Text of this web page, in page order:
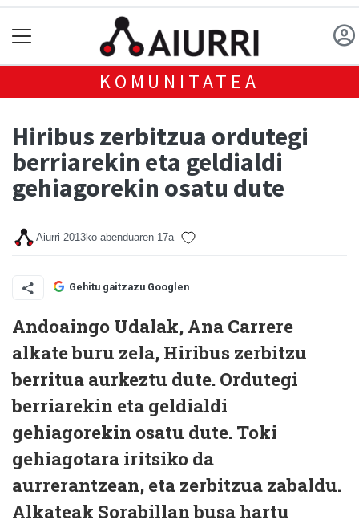
KOMUNITATEA
Hiribus zerbitzua ordutegi
berriarekin eta geldialdi
gehiagorekin osatu dute
Aiurri 2013ko abenduaren 17a
Gehitu gaitzazu Googlen
Andoaingo Udalak, Ana Carrere
alkate buru zela, Hiribus zerbitzu
berritua aurkeztu dute. Ordutegi
berriarekin eta geldialdi
gehiagorekin osatu dute. Toki
gehiagotara iritsiko da
aurrerantzean, eta zerbitzua zabaldu.
Alkateak Sorabillan busa hartu